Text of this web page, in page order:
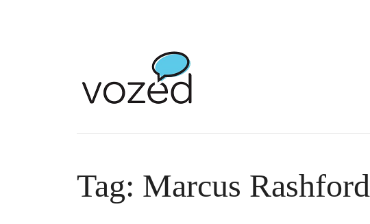
Tag: Marcus Rashford